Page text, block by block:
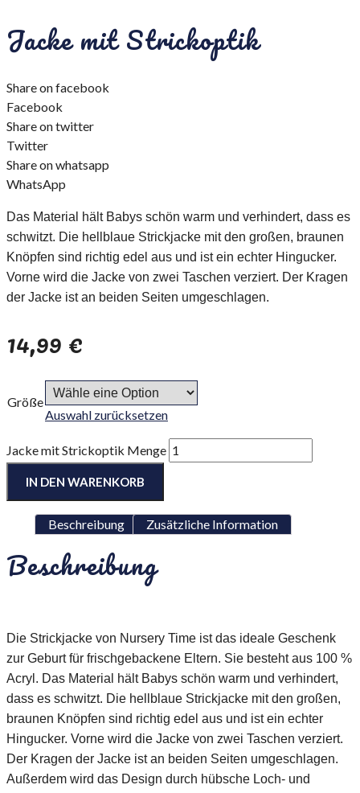
Jacke mit Strickoptik
Share on facebook
Facebook
Share on twitter
Twitter
Share on whatsapp
WhatsApp
Das Material hält Babys schön warm und verhindert, dass es
schwitzt. Die hellblaue Strickjacke mit den großen, braunen
Knöpfen sind richtig edel aus und ist ein echter Hingucker.
Vorne wird die Jacke von zwei Taschen verziert. Der Kragen
der Jacke ist an beiden Seiten umgeschlagen.
14,99€
Größe
Auswahl zurücksetzen
Jacke mit Strickoptik Menge
IN DEN WARENKORB
Beschreibung Zusätzliche Information
Beschreibung
Die Strickjacke von Nursery Time ist das ideale Geschenk
zur Geburt für frischgebackene Eltern. Sie besteht aus 100 %
Acryl. Das Material hält Babys schön warm und verhindert,
dass es schwitzt. Die hellblaue Strickjacke mit den großen,
braunen Knöpfen sind richtig edel aus und ist ein echter
Hingucker. Vorne wird die Jacke von zwei Taschen verziert.
Der Kragen der Jacke ist an beiden Seiten umgeschlagen.
Außerdem wird das Design durch hübsche Loch- und